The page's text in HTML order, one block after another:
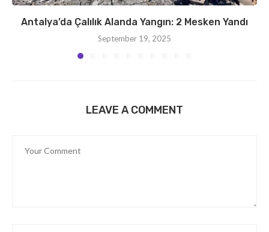
Antalya’da Çalılık Alanda Yangın: 2 Mesken Yandı
September 19, 2025
LEAVE A COMMENT